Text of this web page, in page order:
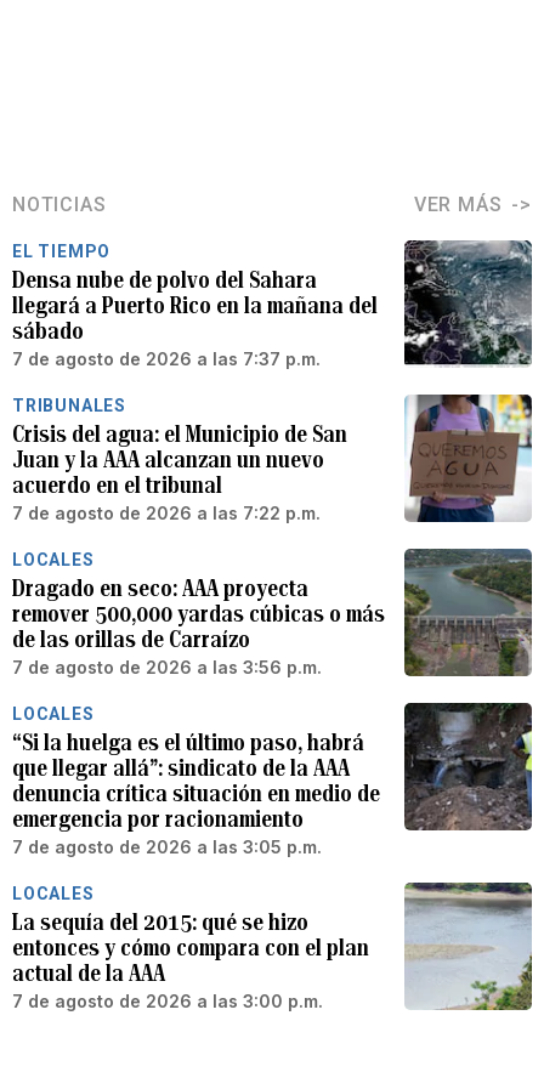
NOTICIAS VER MÁS
EL TIEMPO
Densa nube de polvo del Sahara
llegará a Puerto Rico en la mañana del
sábado
7 de agosto de 2026 a las 7:37 p.m.
TRIBUNALES
Crisis del agua: el Municipio de San
Juan y la AAA alcanzan un nuevo
acuerdo en el tribunal
7 de agosto de 2026 a las 7:22 p.m.
LOCALES
Dragado en seco: AAA proyecta
remover 500,000 yardas cúbicas o más
de las orillas de Carraízo
7 de agosto de 2026 a las 3:56 p.m.
LOCALES
“Si la huelga es el último paso, habrá
que llegar allá”: sindicato de la AAA
denuncia crítica situación en medio de
emergencia por racionamiento
7 de agosto de 2026 a las 3:05 p.m.
LOCALES
La sequía del 2015: qué se hizo
entonces y cómo compara con el plan
actual de la AAA
7 de agosto de 2026 a las 3:00 p.m.